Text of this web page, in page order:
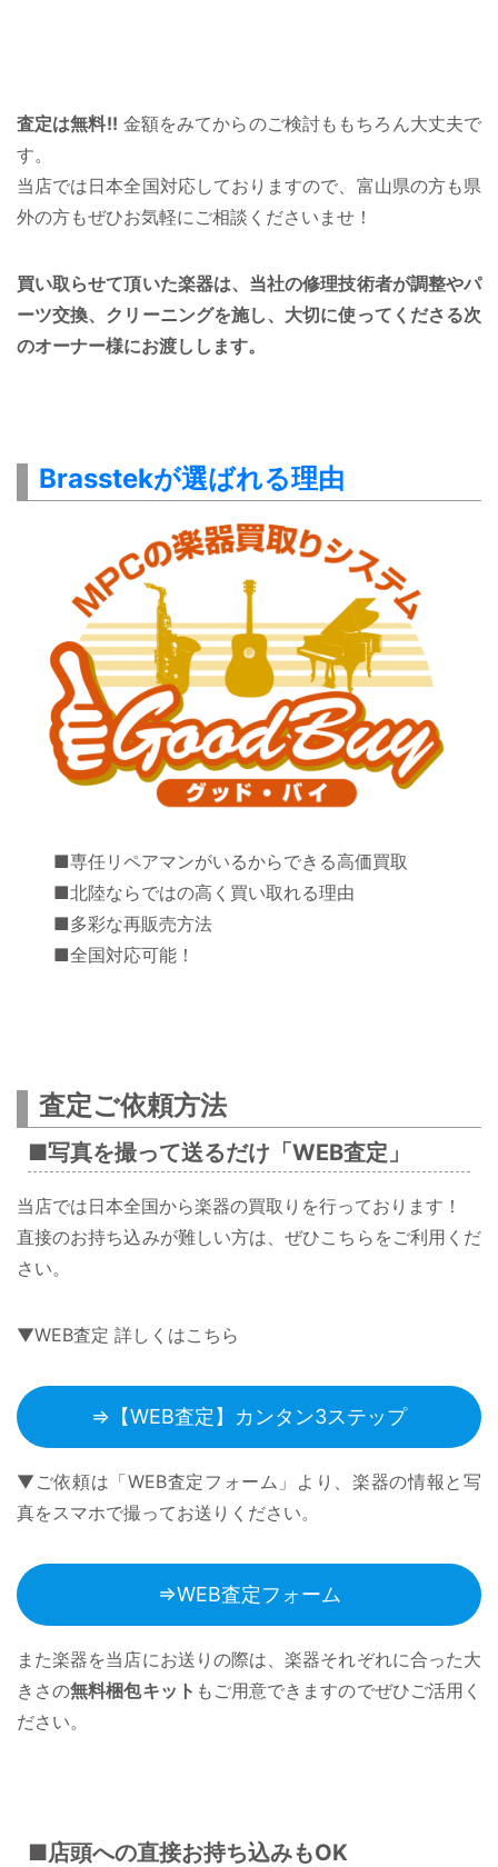
査定は無料!! 金額をみてからのご検討ももちろん大丈夫で
す。
当店では日本全国対応しておりますので、富山県の方も県
外の方もぜひお気軽にご相談くださいませ！
買い取らせて頂いた楽器は、当社の修理技術者が調整やパ
ーツ交換、クリーニングを施し、大切に使ってくださる次
のオーナー様にお渡しします。
Brasstekが選ばれる理由
■専任リペアマンがいるからできる高価買取
■北陸ならではの高く買い取れる理由
■多彩な再販売方法
■全国対応可能！
査定ご依頼方法
■写真を撮って送るだけ「WEB査定」
当店では日本全国から楽器の買取りを行っております！
直接のお持ち込みが難しい方は、ぜひこちらをご利用くだ
さい。
▼WEB査定 詳しくはこちら
⇒【WEB査定】カンタン3ステップ
▼ご依頼は「WEB査定フォーム」より、楽器の情報と写
真をスマホで撮ってお送りください。
⇒WEB査定フォーム
また楽器を当店にお送りの際は、楽器それぞれに合った大
きさの無料梱包キット もご用意できますのでぜひご活用く
ださい。
■店頭への直接お持ち込みもOK